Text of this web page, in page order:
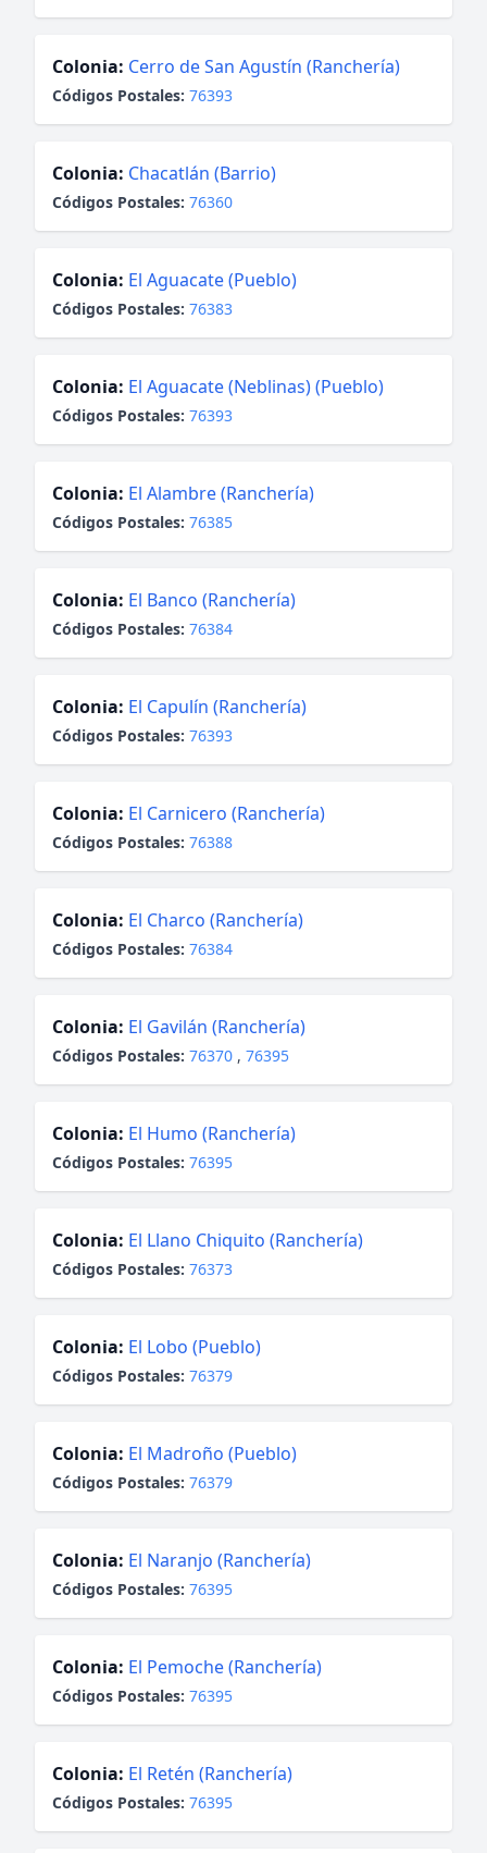
Colonia: Cerro de San Agustín (Ranchería)
Códigos Postales: 76393
Colonia: Chacatlán (Barrio)
Códigos Postales: 76360
Colonia: El Aguacate (Pueblo)
Códigos Postales: 76383
Colonia: El Aguacate (Neblinas) (Pueblo)
Códigos Postales: 76393
Colonia: El Alambre (Ranchería)
Códigos Postales: 76385
Colonia: El Banco (Ranchería)
Códigos Postales: 76384
Colonia: El Capulín (Ranchería)
Códigos Postales: 76393
Colonia: El Carnicero (Ranchería)
Códigos Postales: 76388
Colonia: El Charco (Ranchería)
Códigos Postales: 76384
Colonia: El Gavilán (Ranchería)
Códigos Postales: 76370 , 76395
Colonia: El Humo (Ranchería)
Códigos Postales: 76395
Colonia: El Llano Chiquito (Ranchería)
Códigos Postales: 76373
Colonia: El Lobo (Pueblo)
Códigos Postales: 76379
Colonia: El Madroño (Pueblo)
Códigos Postales: 76379
Colonia: El Naranjo (Ranchería)
Códigos Postales: 76395
Colonia: El Pemoche (Ranchería)
Códigos Postales: 76395
Colonia: El Retén (Ranchería)
Códigos Postales: 76395